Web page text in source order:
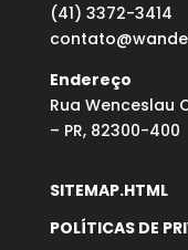
(41) 3372-3414
Endereço
Rua Wenceslau
– PR, 82300-400
SITEMAP.HTML
POLÍTICAS DE